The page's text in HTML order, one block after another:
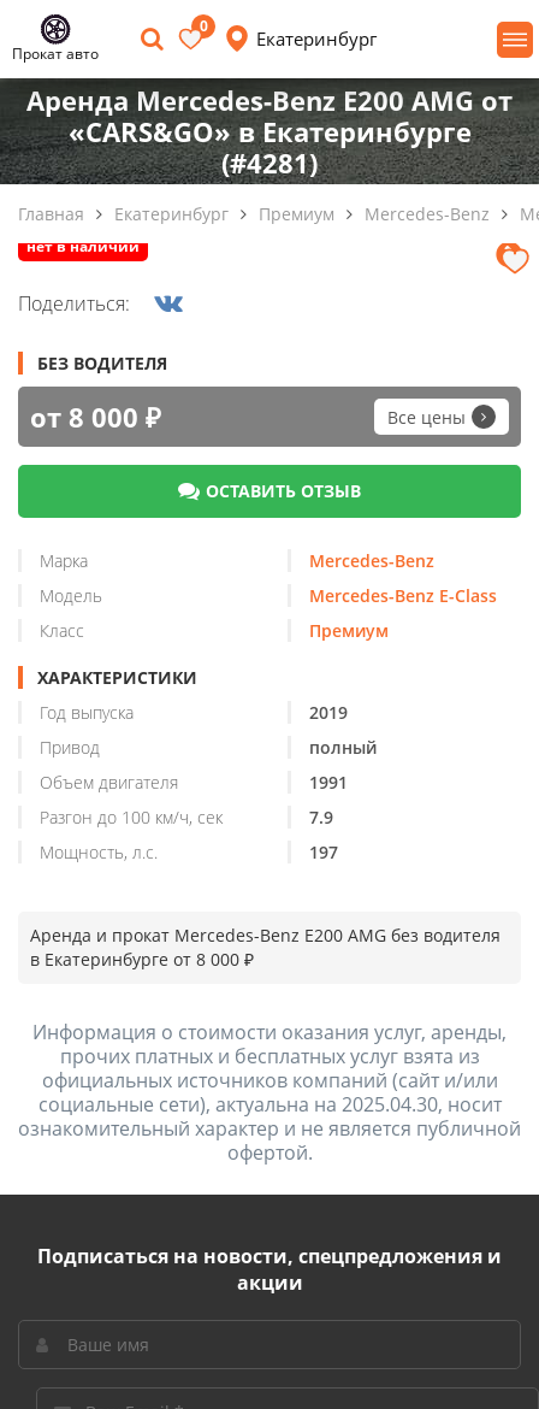
Прокат авто
0
Екатеринбург
Аренда Mercedes-Benz E200 AMG от
«CARS&GO» в Екатеринбурге
(#4281)
Главная Екатеринбург Премиум Mercedes-Benz
нет в наличии
Поделиться:
БЕЗ ВОДИТЕЛЯ
от 8 000 ₽ Все цены
ОСТАВИТЬ ОТЗЫВ
Марка
Mercedes-Benz
Модель
Mercedes-Benz E-Class
Класс
Премиум
ХАРАКТЕРИСТИКИ
Год выпуска
2019
Привод
полный
Объем двигателя
1991
Разгон до 100 км/ч, сек
7.9
Мощность, л.с.
197
Аренда и прокат Mercedes-Benz E200 AMG без водителя
в Екатеринбурге от 8 000 ₽
Информация о стоимости оказания услуг, аренды,
прочих платных и бесплатных услуг взята из
официальных источников компаний (сайт и/или
социальные сети), актуальна на 2025.04.30, носит
ознакомительный характер и не является публичной
офертой.
Подписаться на новости, спецпредложения и
акции